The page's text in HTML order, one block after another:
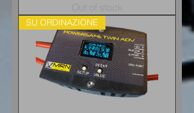
Out of stock
SU ORDINAZIONE